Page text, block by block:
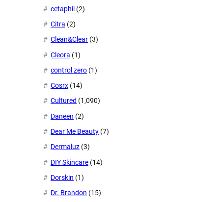
cetaphil (2)
Citra (2)
Clean&Clear (3)
Cleora (1)
control zero (1)
Cosrx (14)
Cultured (1,090)
Daneen (2)
Dear Me Beauty (7)
Dermaluz (3)
DIY Skincare (14)
Dorskin (1)
Dr. Brandon (15)